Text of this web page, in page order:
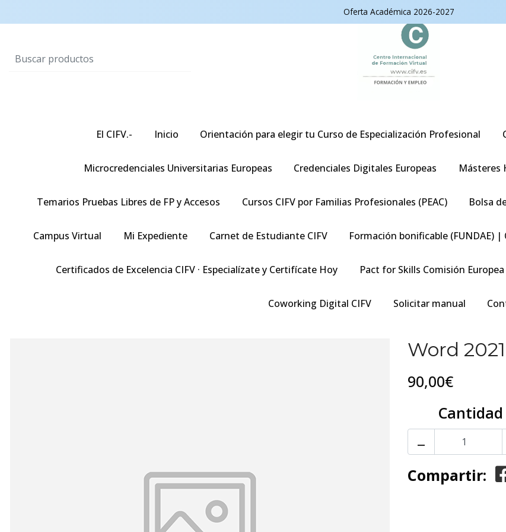
Oferta Académica 2026-2027
El CIFV.- Inicio Orientación para elegir tu Curso de Especialización Profesional
Microcredenciales Universitarias Europeas Credenciales Digitales Europeas Másteres
Temarios Pruebas Libres de FP y Accesos Cursos CIFV por Familias Profesionales (PEAC) Bolsa
Campus Virtual Mi Expediente Carnet de Estudiante CIFV Formación bonificable (FUNDAE) |
Certificados de Excelencia CIFV · Especialízate y Certifícate Hoy Pact for Skills Comisión Europea
Coworking Digital CIFV Solicitar manual
Word
90,00€
Cantidad
-
Compartir: